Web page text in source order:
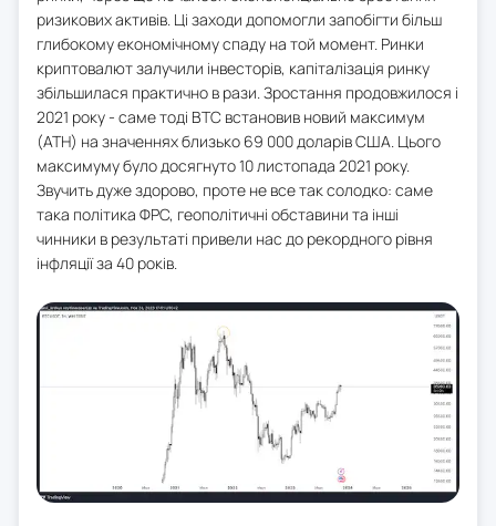
ризикових активів. Ці заходи допомогли запобігти більш
глибокому економічному спаду на той момент. Ринки
криптовалют залучили інвесторів, капіталізація ринку
збільшилася практично в рази. Зростання продовжилося і
2021 року - саме тоді BTC встановив новий максимум
(ATH) на значеннях близько 69 000 доларів США. Цього
максимуму було досягнуто 10 листопада 2021 року.
Звучить дуже здорово, проте не все так солодко: саме
така політика ФРС, геополітичні обставини та інші
чинники в результаті привели нас до рекордного рівня
інфляції за 40 років.